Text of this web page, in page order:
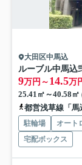
大田区中馬込
ルーブル中馬込
9万円～ 14.5万
25.41㎡～40.58
都営浅草線「馬
駐輪場 オート
宅配ボックス